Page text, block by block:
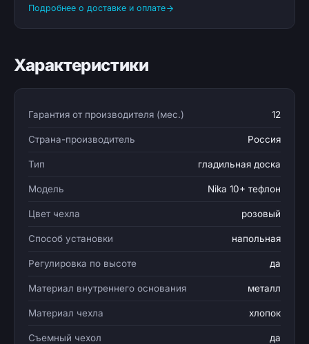
Подробнее о доставке и оплате
Характеристики
Гарантия от производителя (мес.) 12
Страна-производитель Россия
Тип гладильная доска
Модель Nika 10+ тефлон
Цвет чехла розовый
Способ установки напольная
Регулировка по высоте да
Материал внутреннего основания металл
Материал чехла хлопок
Съемный чехол да